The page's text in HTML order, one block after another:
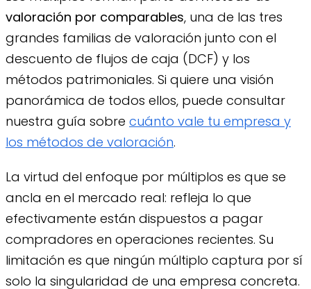
valoración por comparables, una de las tres
grandes familias de valoración junto con el
descuento de flujos de caja (DCF) y los
métodos patrimoniales. Si quiere una visión
panorámica de todos ellos, puede consultar
nuestra guía sobre cuánto vale tu empresa y
los métodos de valoración.
La virtud del enfoque por múltiplos es que se
ancla en el mercado real: refleja lo que
efectivamente están dispuestos a pagar
compradores en operaciones recientes. Su
limitación es que ningún múltiplo captura por sí
solo la singularidad de una empresa concreta.